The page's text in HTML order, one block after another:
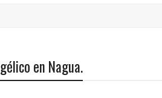
en Nagua.